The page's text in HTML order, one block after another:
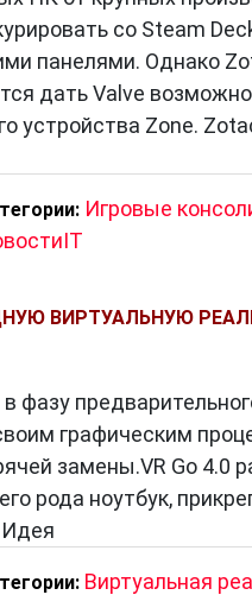
стремятся
внедряя
технологические
средой. Их
в мире
со Steam
панелями. Однако
дать Valve
устройства Zone.
Игровые
ВИРТУАЛЬНУЮ
фазу
графическим
замены.VR Go 4.0
рода ноутбук,
Идея
Виртуальная